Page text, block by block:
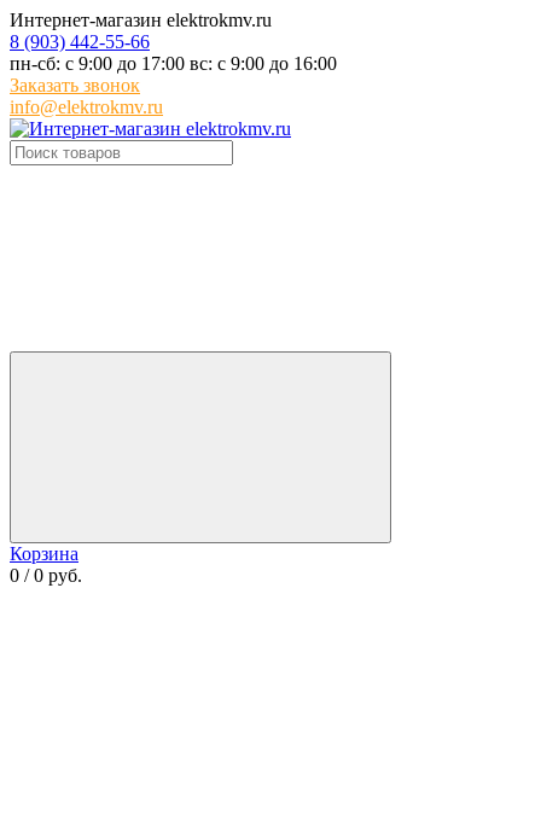
Интернет-магазин elektrokmv.ru
8 (903) 442-55-66
пн-сб: с 9:00 до 17:00 вс: с 9:00 до 16:00
Заказать звонок
info@elektrokmv.ru
Корзина
0 / 0 руб.